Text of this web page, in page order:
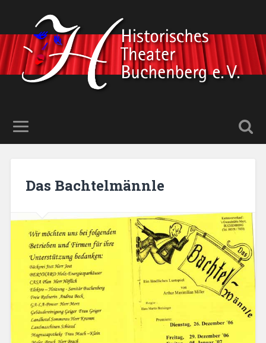
Das Bachtelmännle